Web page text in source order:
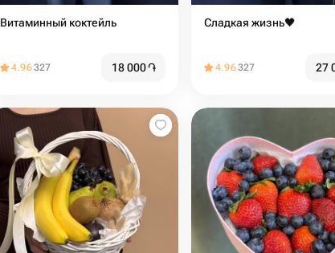
Витаминный коктейль
4.96327 18 000֏
Сладкая жизнь🖤
4.96327 27